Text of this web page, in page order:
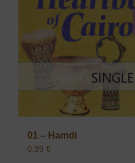
01 – Hamdi
0,99 €